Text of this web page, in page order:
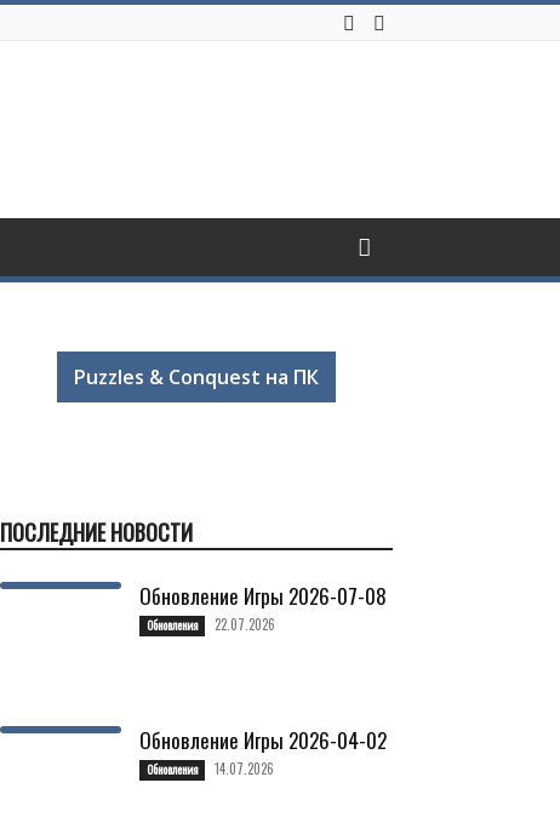
Puzzles & Conquest на ПК
ПОСЛЕДНИЕ НОВОСТИ
Обновление Игры 2026-07-08
Обновления 22.07.2026
Обновление Игры 2026-04-02
Обновления 14.07.2026